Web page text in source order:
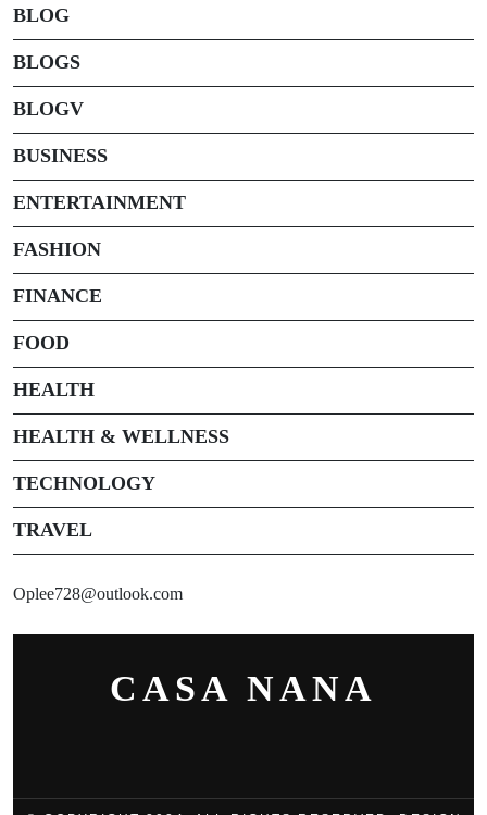
BLOG
BLOGS
BLOGV
BUSINESS
ENTERTAINMENT
FASHION
FINANCE
FOOD
HEALTH
HEALTH & WELLNESS
TECHNOLOGY
TRAVEL
Oplee728@outlook.com
CASA NANA